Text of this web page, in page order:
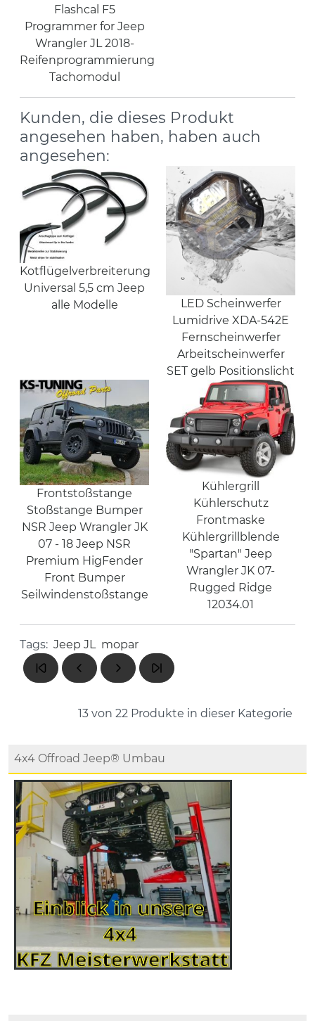
Flashcal F5
Programmer for Jeep
Wrangler JL 2018-
Reifenprogrammierung
Tachomodul
Kunden, die dieses Produkt
angesehen haben, haben auch
angesehen:
Kotflügelverbreiterung
Universal 5,5 cm Jeep
alle Modelle
LED Scheinwerfer
Lumidrive XDA-542E
Fernscheinwerfer
Arbeitscheinwerfer
SET gelb Positionslicht
Frontstoßstange
Stoßstange Bumper
NSR Jeep Wrangler JK
07 - 18 Jeep NSR
Premium HigFender
Front Bumper
Seilwindenstoßstange
Kühlergrill
Kühlerschutz
Frontmaske
Kühlergrillblende
"Spartan" Jeep
Wrangler JK 07-
Rugged Ridge
12034.01
Tags: Jeep JL mopar
13 von 22 Produkte in dieser Kategorie
4x4 Offroad Jeep® Umbau